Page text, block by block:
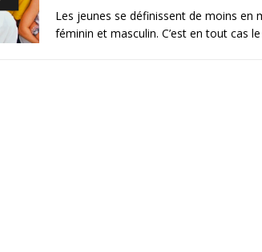
Les jeunes se définissent de moins en
féminin et masculin. C’est en tout cas